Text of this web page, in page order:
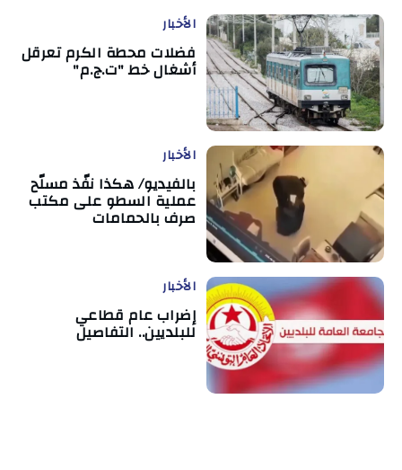
الأخبار
فضلات محطة الكرم تعرقل
أشغال خط "ت.ج.م"
الأخبار
بالفيديو/ هكذا نفّذ مسلّح
عملية السطو على مكتب
صرف بالحمامات
الأخبار
إضراب عام قطاعي
للبلديين.. التفاصيل